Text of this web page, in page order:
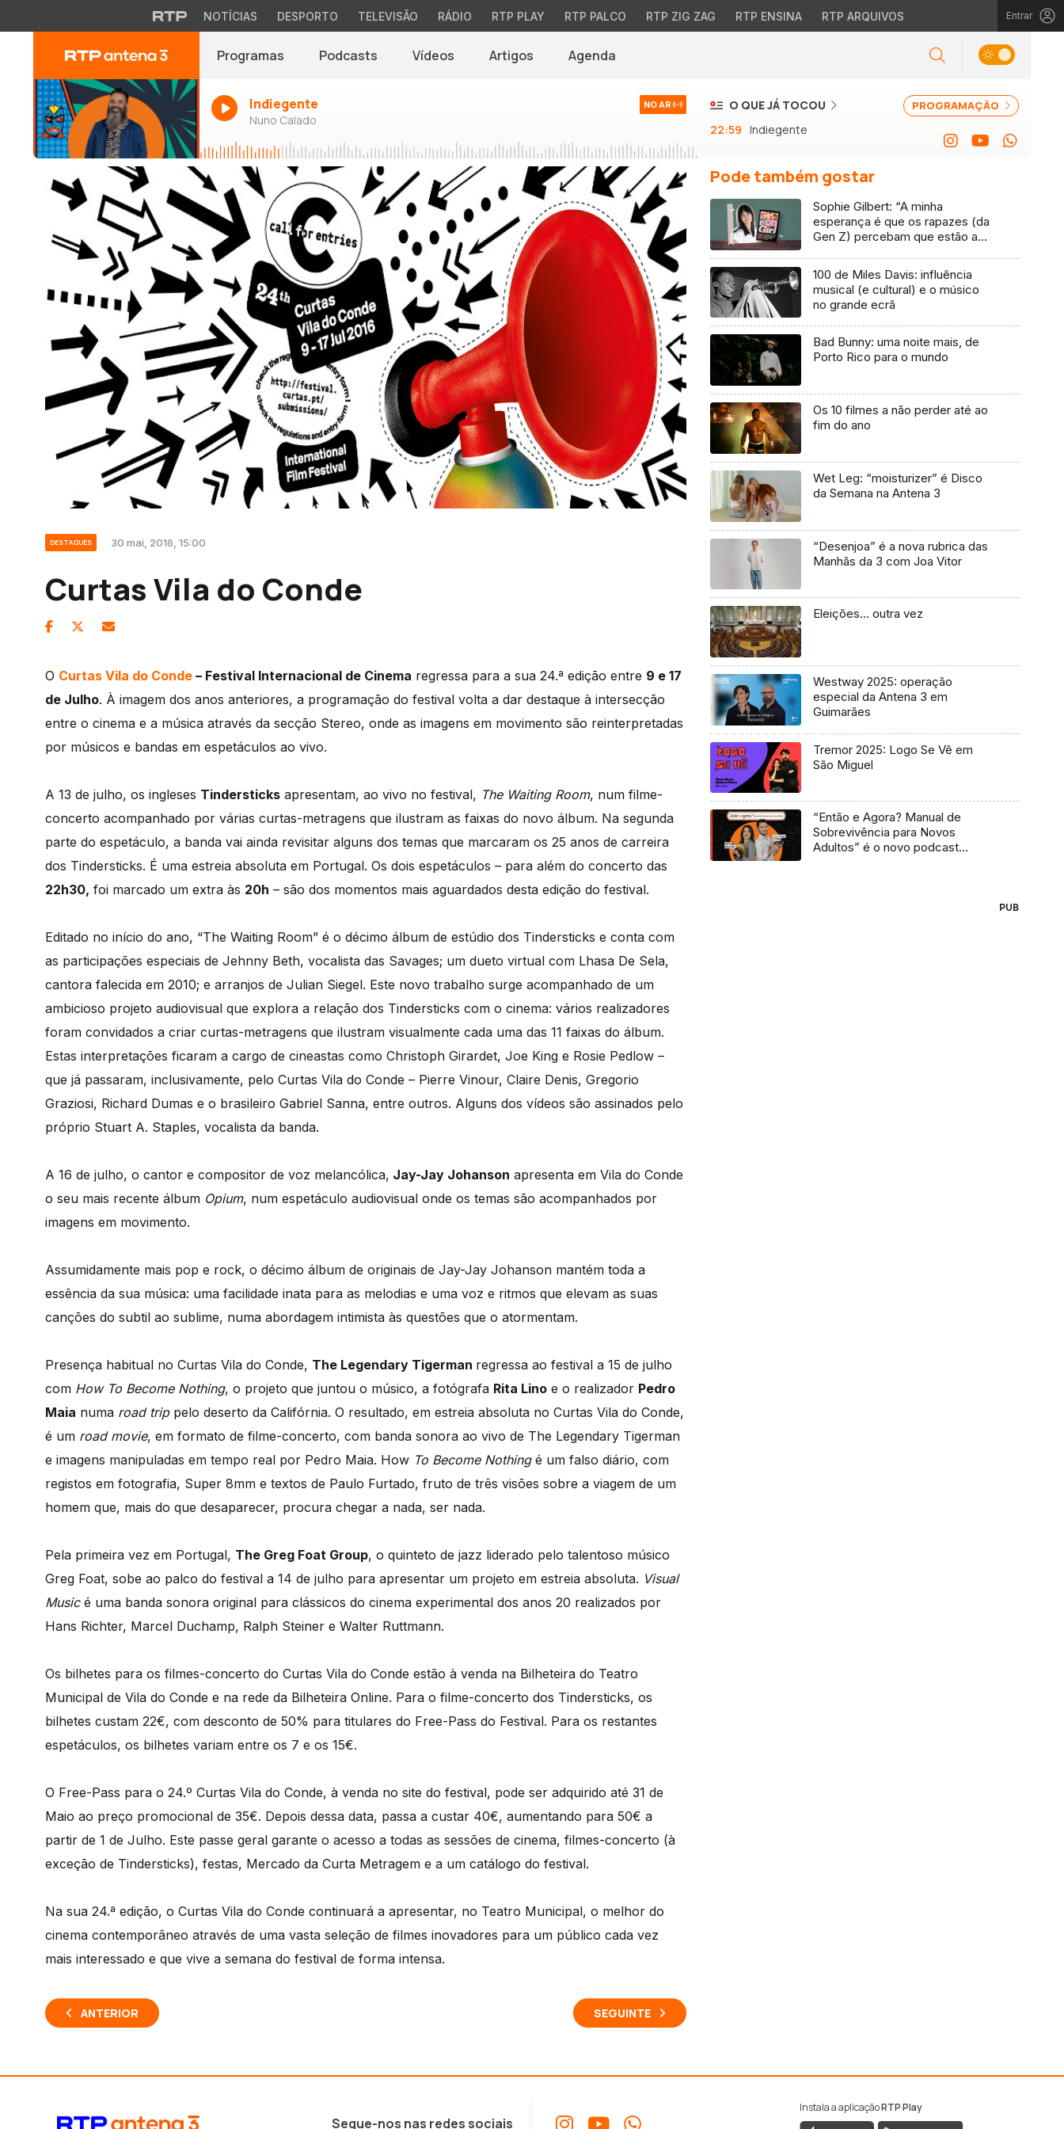
NOTÍCIAS DESPORTO TELEVISÃO RÁDIO RTP PLAY RTP PALCO RTP ZIG ZAG RTP ENSINA RTP ARQUIVOS Entrar
Programas Podcasts Vídeos Artigos Agenda
Indiegente
Nuno Calado
NO AR PROGRAMAÇÃO
O QUE JÁ TOCOU
22:59 Indiegente
DESTAQUES 30 mai, 2016, 15:00
Curtas Vila do Conde
O Curtas Vila do Conde – Festival Internacional de Cinema regressa para a sua 24.ª edição entre 9 e 17
de Julho. À imagem dos anos anteriores, a programação do festival volta a dar destaque à intersecção
entre o cinema e a música através da secção Stereo, onde as imagens em movimento são reinterpretadas
por músicos e bandas em espetáculos ao vivo.
A 13 de julho, os ingleses Tindersticks apresentam, ao vivo no festival, The Waiting Room, num filme-
concerto acompanhado por várias curtas-metragens que ilustram as faixas do novo álbum. Na segunda
parte do espetáculo, a banda vai ainda revisitar alguns dos temas que marcaram os 25 anos de carreira
dos Tindersticks. É uma estreia absoluta em Portugal. Os dois espetáculos – para além do concerto das
22h30, foi marcado um extra às 20h – são dos momentos mais aguardados desta edição do festival.
Editado no início do ano, “The Waiting Room” é o décimo álbum de estúdio dos Tindersticks e conta com
as participações especiais de Jehnny Beth, vocalista das Savages; um dueto virtual com Lhasa De Sela,
cantora falecida em 2010; e arranjos de Julian Siegel. Este novo trabalho surge acompanhado de um
ambicioso projeto audiovisual que explora a relação dos Tindersticks com o cinema: vários realizadores
foram convidados a criar curtas-metragens que ilustram visualmente cada uma das 11 faixas do álbum.
Estas interpretações ficaram a cargo de cineastas como Christoph Girardet, Joe King e Rosie Pedlow –
que já passaram, inclusivamente, pelo Curtas Vila do Conde – Pierre Vinour, Claire Denis, Gregorio
Graziosi, Richard Dumas e o brasileiro Gabriel Sanna, entre outros. Alguns dos vídeos são assinados pelo
próprio Stuart A. Staples, vocalista da banda.
A 16 de julho, o cantor e compositor de voz melancólica, Jay-Jay Johanson apresenta em Vila do Conde
o seu mais recente álbum Opium, num espetáculo audiovisual onde os temas são acompanhados por
imagens em movimento.
Assumidamente mais pop e rock, o décimo álbum de originais de Jay-Jay Johanson mantém toda a
essência da sua música: uma facilidade inata para as melodias e uma voz e ritmos que elevam as suas
canções do subtil ao sublime, numa abordagem intimista às questões que o atormentam.
Presença habitual no Curtas Vila do Conde, The Legendary Tigerman regressa ao festival a 15 de julho
com How To Become Nothing, o projeto que juntou o músico, a fotógrafa Rita Lino e o realizador Pedro
Maia numa road trippelo deserto da Califórnia. O resultado, em estreia absoluta no Curtas Vila do Conde,
é um road movie, em formato de filme-concerto, com banda sonora ao vivo de The Legendary Tigerman
e imagens manipuladas em tempo real por Pedro Maia. How To Become Nothingé um falso diário, com
registos em fotografia, Super 8mm e textos de Paulo Furtado, fruto de três visões sobre a viagem de um
homem que, mais do que desaparecer, procura chegar a nada, ser nada.
Pela primeira vez em Portugal, The Greg Foat Group, o quinteto de jazz liderado pelo talentoso músico
Greg Foat, sobe ao palco do festival a 14 de julho para apresentar um projeto em estreia absoluta. Visual
Musicé uma banda sonora original para clássicos do cinema experimental dos anos 20 realizados por
Hans Richter, Marcel Duchamp, Ralph Steiner e Walter Ruttmann.
Os bilhetes para os filmes-concerto do Curtas Vila do Conde estão à venda na Bilheteira do Teatro
Municipal de Vila do Conde e na rede da Bilheteira Online. Para o filme-concerto dos Tindersticks, os
bilhetes custam 22€, com desconto de 50% para titulares do Free-Pass do Festival. Para os restantes
espetáculos, os bilhetes variam entre os 7 e os 15€.
O Free-Pass para o 24.º Curtas Vila do Conde, à venda no site do festival, pode ser adquirido até 31 de
Maio ao preço promocional de 35€. Depois dessa data, passa a custar 40€, aumentando para 50€ a
partir de 1 de Julho. Este passe geral garante o acesso a todas as sessões de cinema, filmes-concerto (à
exceção de Tindersticks), festas, Mercado da Curta Metragem e a um catálogo do festival.
Na sua 24.ª edição, o Curtas Vila do Conde continuará a apresentar, no Teatro Municipal, o melhor do
cinema contemporâneo através de uma vasta seleção de filmes inovadores para um público cada vez
mais interessado e que vive a semana do festival de forma intensa.
ANTERIOR SEGUINTE
Pode também gostar
Sophie Gilbert: “A minha
esperança é que os rapazes (da
Gen Z) percebam que estão a
100 de Miles Davis: influência
musical (e cultural) e o músico
no grande ecrã
Bad Bunny: uma noite mais, de
Porto Rico para o mundo
Os 10 filmes a não perder até ao
fim do ano
Wet Leg: “moisturizer” é Disco
da Semana na Antena 3
“Desenjoa” é a nova rubrica das
Manhãs da 3 com Joa Vitor
Eleições… outra vez
Westway 2025: operação
especial da Antena 3 em
Guimarães
Tremor 2025: Logo Se Vê em
São Miguel
“Então e Agora? Manual de
Sobrevivência para Novos
Adultos” é o novo podcast
PUB
Segue-nos nas redes sociais
Instala a aplicaçãoRTP Play